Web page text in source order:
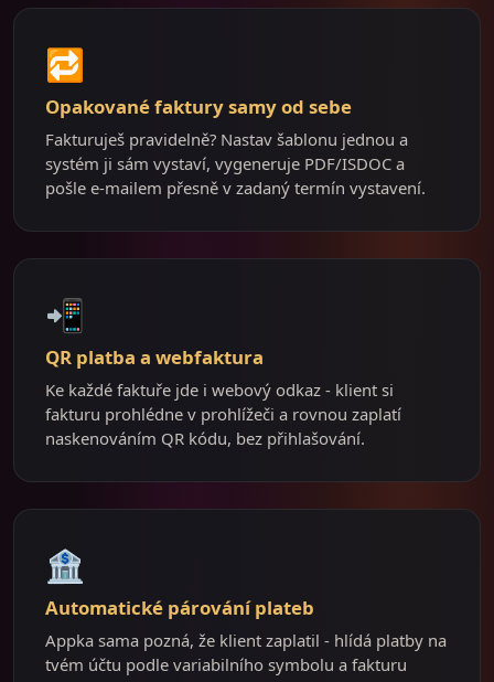
🔁
Opakované faktury samy od sebe
Fakturuješ pravidelně? Nastav šablonu jednou a
systém ji sám vystaví, vygeneruje PDF/ISDOC a
pošle e-mailem přesně v zadaný termín vystavení.
📲
QR platba a webfaktura
Ke každé faktuře jde i webový odkaz - klient si
fakturu prohlédne v prohlížeči a rovnou zaplatí
naskenováním QR kódu, bez přihlašování.
🏦
Automatické párování plateb
Appka sama pozná, že klient zaplatil - hlídá platby na
tvém účtu podle variabilního symbolu a fakturu